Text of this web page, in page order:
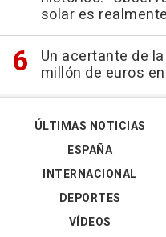
solar es
Un acertante de
millón de euros
ÚLTIMAS NOTICIAS
ESPAÑA
INTERNACIONAL
DEPORTES
VÍDEOS